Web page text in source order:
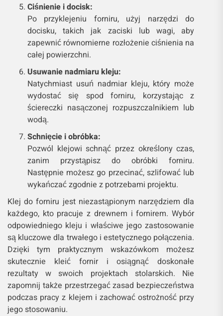
Ciśnienie i docisk:
Po przyklejeniu forniru, użyj narzędzi do
docisku, takich jak zaciski lub wagi, aby
zapewnić równomierne rozłożenie ciśnienia na
całej powierzchni.
Usuwanie nadmiaru kleju:
Natychmiast usuń nadmiar kleju, który może
wydostać się spod forniru, korzystając z
ściereczki nasączonej rozpuszczalnikiem lub
wodą.
Schnięcie i obróbka:
Pozwól klejowi schnąć przez określony czas,
zanim przystąpisz do obróbki forniru.
Następnie możesz go przecinać, szlifować lub
wykańczać zgodnie z potrzebami projektu.
Klej do forniru jest niezastąpionym narzędziem dla
każdego, kto pracuje z drewnem i fornirem. Wybór
odpowiedniego kleju i właściwe jego zastosowanie
są kluczowe dla trwałego i estetycznego połączenia.
Dzięki tym praktycznym wskazówkom możesz
skutecznie kleić fornir i osiągnąć doskonałe
rezultaty w swoich projektach stolarskich. Nie
zapomnij także przestrzegać zasad bezpieczeństwa
podczas pracy z klejem i zachować ostrożność przy
jego stosowaniu.